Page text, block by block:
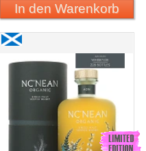
In den Warenkorb